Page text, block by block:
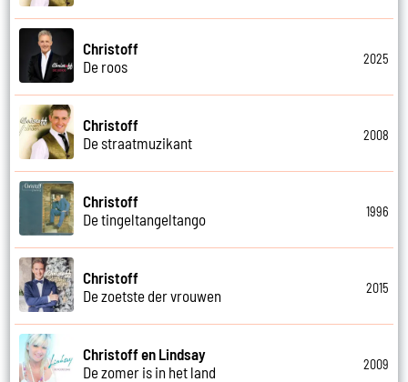
Christoff
De roos
2025
Christoff
De straatmuzikant
2008
Christoff
De tingeltangeltango
1996
Christoff
De zoetste der vrouwen
2015
Christoff en Lindsay
De zomer is in het land
2009